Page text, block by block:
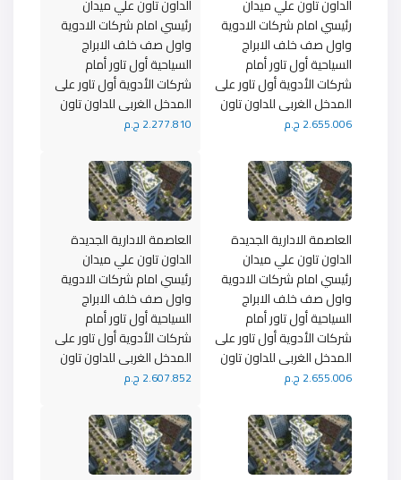
الداون تاون علي ميدان
رئيسي امام شركات الادوية
واول صف خلف الابراج
السياحية أول تاور أمام
شركات الأدوية أول تاور على
المدخل الغربى للداون تاون
2.277.810 ج.م
الداون تاون علي ميدان
رئيسي امام شركات الادوية
واول صف خلف الابراج
السياحية أول تاور أمام
شركات الأدوية أول تاور على
المدخل الغربى للداون تاون
2.655.006 ج.م
العاصمة الادارية الجديدة
الداون تاون علي ميدان
رئيسي امام شركات الادوية
واول صف خلف الابراج
السياحية أول تاور أمام
شركات الأدوية أول تاور على
المدخل الغربى للداون تاون
2.607.852 ج.م
العاصمة الادارية الجديدة
الداون تاون علي ميدان
رئيسي امام شركات الادوية
واول صف خلف الابراج
السياحية أول تاور أمام
شركات الأدوية أول تاور على
المدخل الغربى للداون تاون
2.655.006 ج.م